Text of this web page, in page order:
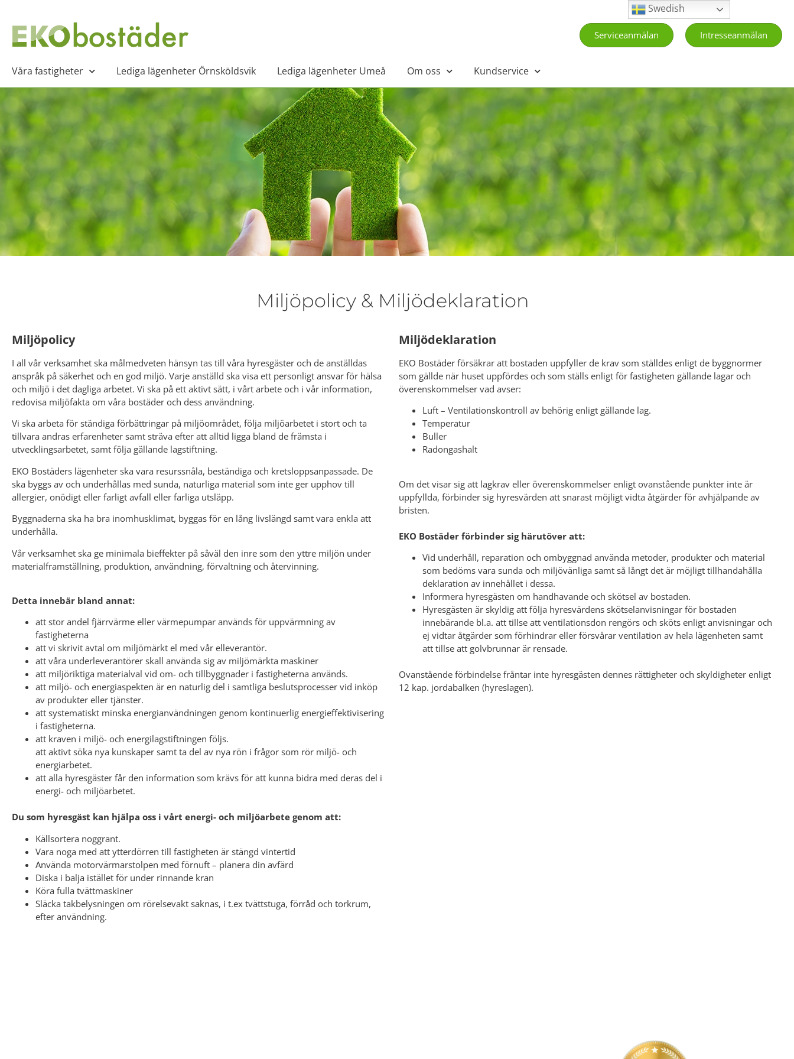
Serviceanmälan Intresseanmälan
Våra fastigheter Lediga lägenheter Örnsköldsvik Lediga lägenheter Umeå Om oss Kundservice
Miljöpolicy & Miljödeklaration
Miljöpolicy
I all vår verksamhet ska målmedveten hänsyn tas till våra hyresgäster och de anställdas
anspråk på säkerhet och en god miljö. Varje anställd ska visa ett personligt ansvar för hälsa
och miljö i det dagliga arbetet. Vi ska på ett aktivt sätt, i vårt arbete och i vår information,
redovisa miljöfakta om våra bostäder och dess användning.
Vi ska arbeta för ständiga förbättringar på miljöområdet, följa miljöarbetet i stort och ta
tillvara andras erfarenheter samt sträva efter att alltid ligga bland de främsta i
utvecklingsarbetet, samt följa gällande lagstiftning.
EKO Bostäders lägenheter ska vara resurssnåla, beständiga och kretsloppsanpassade. De
ska byggs av och underhållas med sunda, naturliga material som inte ger upphov till
allergier, onödigt eller farligt avfall eller farliga utsläpp.
Byggnaderna ska ha bra inomhusklimat, byggas för en lång livslängd samt vara enkla att
underhålla.
Vår verksamhet ska ge minimala bieffekter på såväl den inre som den yttre miljön under
materialframställning, produktion, användning, förvaltning och återvinning.
Detta innebär bland annat:
att stor andel fjärrvärme eller värmepumpar används för uppvärmning av
fastigheterna
att vi skrivit avtal om miljömärkt el med vår elleverantör.
att våra underleverantörer skall använda sig av miljömärkta maskiner
att miljöriktiga materialval vid om- och tillbyggnader i fastigheterna används.
att miljö- och energiaspekten är en naturlig del i samtliga beslutsprocesser vid inköp
av produkter eller tjänster.
att systematiskt minska energianvändningen genom kontinuerlig energieffektivisering
i fastigheterna.
att kraven i miljö- och energilagstiftningen följs.
att aktivt söka nya kunskaper samt ta del av nya rön i frågor som rör miljö- och
energiarbetet.
att alla hyresgäster får den information som krävs för att kunna bidra med deras del i
energi- och miljöarbetet.
Du som hyresgäst kan hjälpa oss i vårt energi- och miljöarbete genom att:
Källsortera noggrant.
Vara noga med att ytterdörren till fastigheten är stängd vintertid
Använda motorvärmarstolpen med förnuft – planera din avfärd
Diska i balja istället för under rinnande kran
Köra fulla tvättmaskiner
Släcka takbelysningen om rörelsevakt saknas, i t.ex tvättstuga, förråd och torkrum,
efter användning.
Miljödeklaration
EKO Bostäder försäkrar att bostaden uppfyller de krav som ställdes enligt de byggnormer
som gällde när huset uppfördes och som ställs enligt för fastigheten gällande lagar och
överenskommelser vad avser:
Luft – Ventilationskontroll av behörig enligt gällande lag.
Temperatur
Buller
Radongashalt
Om det visar sig att lagkrav eller överenskommelser enligt ovanstående punkter inte är
uppfyllda, förbinder sig hyresvärden att snarast möjligt vidta åtgärder för avhjälpande av
bristen.
EKO Bostäder förbinder sig härutöver att:
Vid underhåll, reparation och ombyggnad använda metoder, produkter och material
som bedöms vara sunda och miljövänliga samt så långt det är möjligt tillhandahålla
deklaration av innehållet i dessa.
Informera hyresgästen om handhavande och skötsel av bostaden.
Hyresgästen är skyldig att följa hyresvärdens skötselanvisningar för bostaden
innebärande bl.a. att tillse att ventilationsdon rengörs och sköts enligt anvisningar och
ej vidtar åtgärder som förhindrar eller försvårar ventilation av hela lägenheten samt
att tillse att golvbrunnar är rensade.
Ovanstående förbindelse fråntar inte hyresgästen dennes rättigheter och skyldigheter enligt
12 kap. jordabalken (hyreslagen).
Swedish